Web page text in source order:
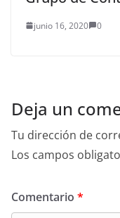
junio 16, 2020 0
Deja un
Tu dirección de
Los campos
Comentario *